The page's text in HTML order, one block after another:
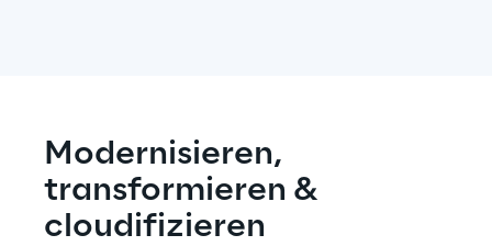
Modernisieren,
transformieren &
cloudifizieren